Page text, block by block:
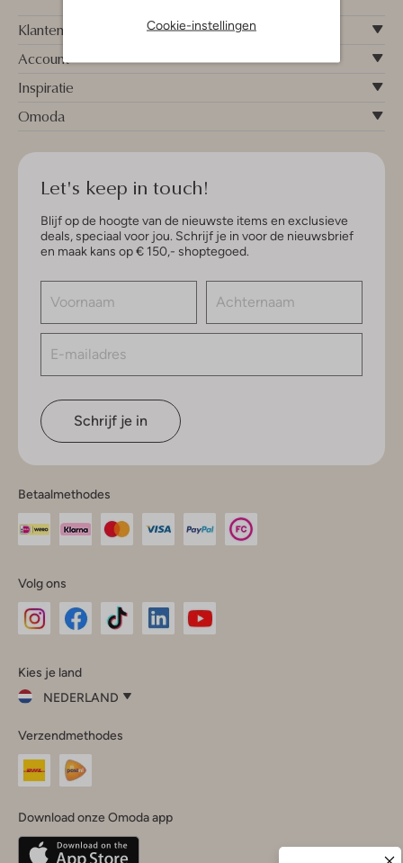
Cookie-instellingen
Klantenservice
Account
Inspiratie
Omoda
Let's keep in touch!
Blijf op de hoogte van de nieuwste items en exclusieve
deals, speciaal voor jou. Schrijf je in voor de nieuwsbrief
en maak kans op € 150,- shoptegoed.
Schrijf je in
Betaalmethodes
Volg ons
InstagramFacebook
Kies je land
NEDERLAND
je
land
Nederland
Belgique(Français)
Verzendmethodes
Download onze Omoda app